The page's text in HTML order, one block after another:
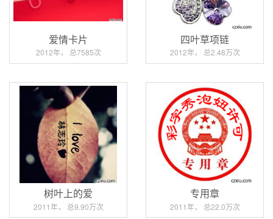
爱情卡片
2012年， 总7585次
四叶草项链
2012年， 总2.48万次
树叶上的爱
2011年， 总9.90万次
专用章
2011年， 总22.0万次